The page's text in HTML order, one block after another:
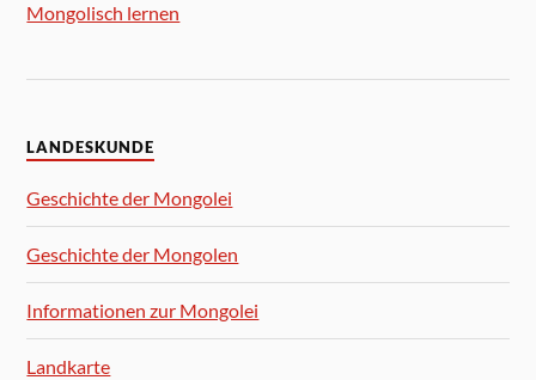
Mongolisch lernen
LANDESKUNDE
Geschichte der Mongolei
Geschichte der Mongolen
Informationen zur Mongolei
Landkarte